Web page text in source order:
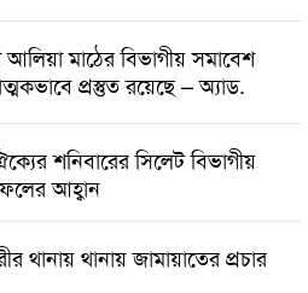
আলিয়া মাঠের বিভাগীয় সমাবেশ
প্রস্তুত রয়েছে – অ্যাড.
শনিবারের সিলেট বিভাগীয়
আহ্বান
থানায় থানায় জামায়াতের প্রচার